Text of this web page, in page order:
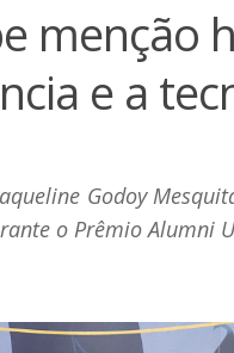
menção
e a
Godoy
o Prêmio Alumni